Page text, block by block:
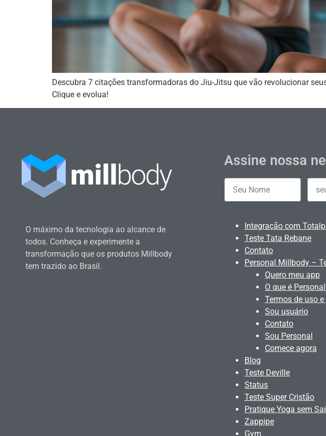
Descubra 7 citações transformadoras do Jiu-Jitsu que vão revolucionar
Clique e evolua!
O máximo da tecnologia ao alcance de
todos. Conheça e experimente a
transformação que os produtos Millbody
tem trazido ao Brasil.
Assine nossa
Integração com
Teste Tata Rebane
Contato
Personal Millbody –
Quero meu app
O que é
Termos de uso
Sou usuário
Contato
Sou Personal
Comece agora
Blog
Teste Deville
Status
Teste Super Cristão
Pratique Yoga sem
Zappipe
Gym